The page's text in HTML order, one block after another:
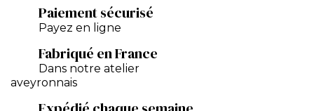
Paiement sécurisé
Payez en ligne
Fabriqué en France
Dans notre atelier
aveyronnais